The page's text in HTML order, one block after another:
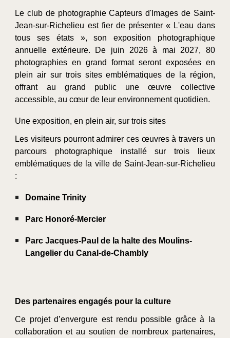
Le club de photographie Capteurs d'Images de Saint-
Jean-sur-Richelieu est fier de présenter « L'eau dans
tous ses états », son exposition photographique
annuelle extérieure. De juin 2026 à mai 2027, 80
photographies en grand format seront exposées en
plein air sur trois sites emblématiques de la région,
offrant au grand public une œuvre collective
accessible, au cœur de leur environnement quotidien.
Une exposition, en plein air, sur trois sites
Les visiteurs pourront admirer ces œuvres à travers un
parcours photographique installé sur trois lieux
emblématiques de la ville de Saint-Jean-sur-Richelieu
:
Domaine Trinity
Parc Honoré-Mercier
Parc Jacques-Paul de la halte des Moulins-
Langelier du Canal-de-Chambly
Des partenaires engagés pour la culture
Ce projet d’envergure est rendu possible grâce à la
collaboration et au soutien de nombreux partenaires,